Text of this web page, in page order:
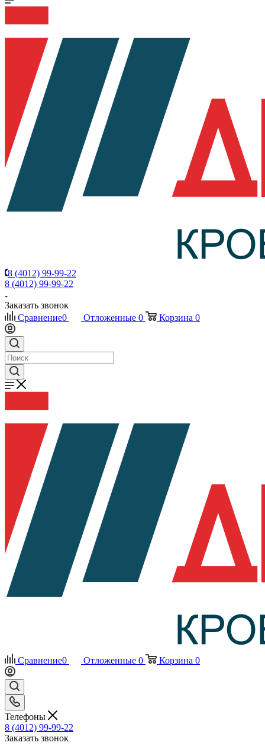
8 (4012) 99-99-22
8 (4012) 99-99-22
Заказать звонок
Сравнение0 Отложенные 0 Корзина 0
Сравнение0 Отложенные 0 Корзина 0
Телефоны
8 (4012) 99-99-22
Заказать звонок